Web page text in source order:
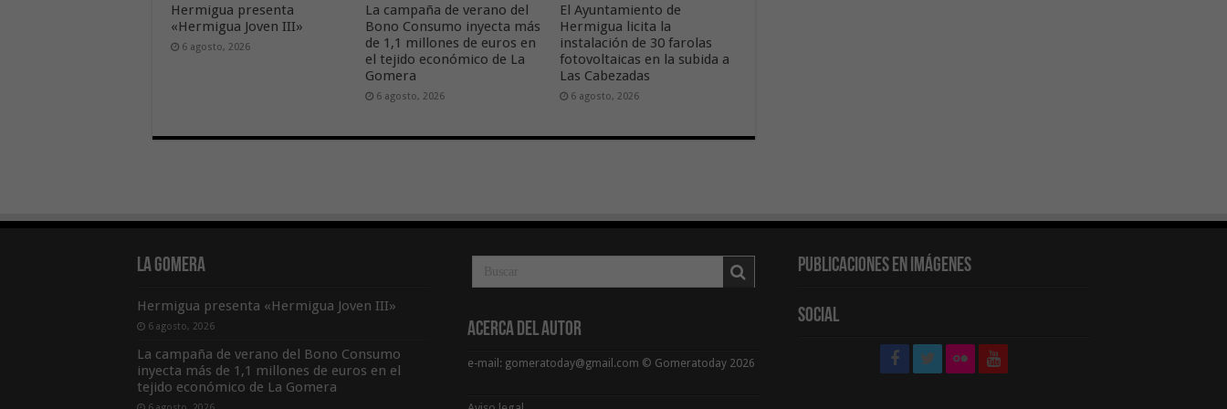
Hermigua presenta
«Hermigua Joven III»
6 agosto, 2026
La campaña de verano del
Bono Consumo inyecta más
de 1,1 millones de euros en
el tejido económico de La
Gomera
6 agosto, 2026
El Ayuntamiento de
Hermigua licita la
instalación de 30 farolas
fotovoltaicas en la subida a
Las Cabezadas
6 agosto, 2026
La Gomera
Hermigua presenta «Hermigua Joven III»
6 agosto, 2026
La campaña de verano del Bono Consumo
inyecta más de 1,1 millones de euros en el
tejido económico de La Gomera
Acerca del Autor
e-mail: gomeratoday@gmail.com © Gomeratoday 2026
Publicaciones en Imágenes
Social